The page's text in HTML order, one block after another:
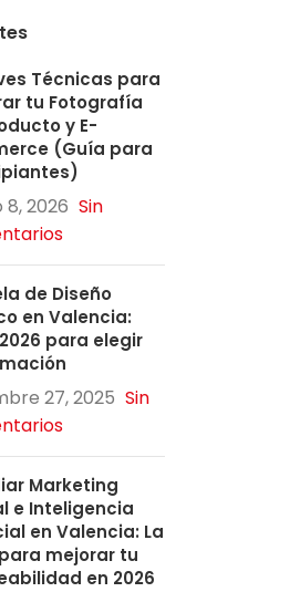
Técnicas para
tu Fotografía
y E-
(Guía para
2026 Sin
de Diseño
en Valencia:
para elegir
27, 2025 Sin
Marketing
e Inteligencia
en Valencia: La
mejorar tu
en 2026